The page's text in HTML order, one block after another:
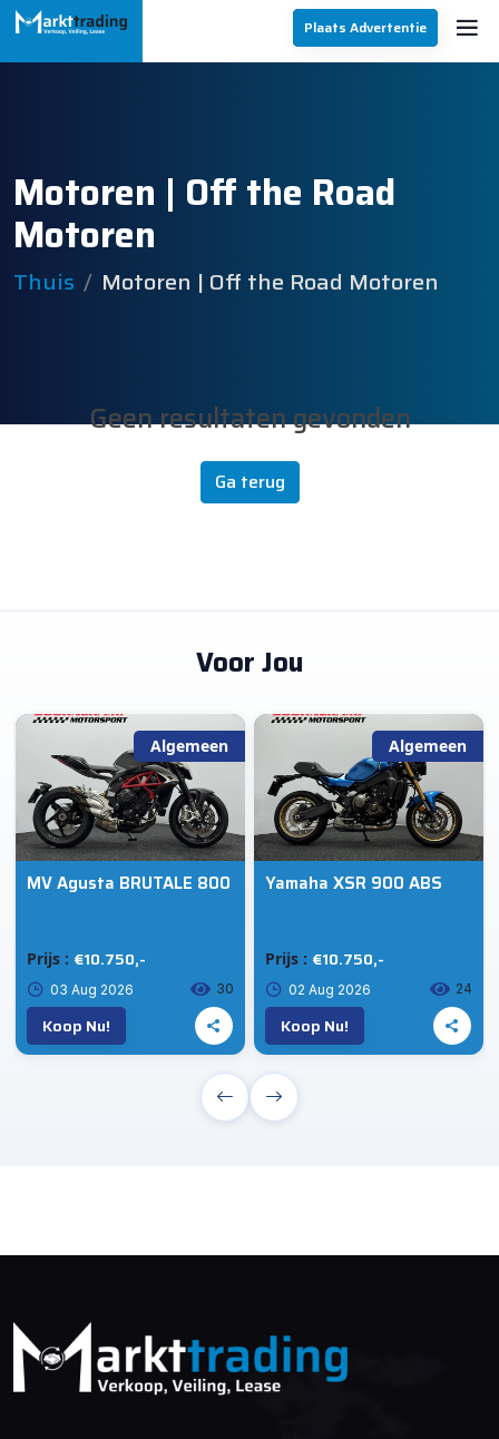
Plaats Advertentie
Motoren | Off the Road
Motoren
Thuis Motoren | Off the Road Motoren
Geen resultaten gevonden
Ga terug
Voor Jou
Algemeen
MV Agusta BRUTALE 800
Prijs : €10.750,-
03 Aug 2026 30
Koop Nu!
Algemeen
Yamaha XSR 900 ABS
Prijs : €10.750,-
02 Aug 2026 24
Koop Nu!